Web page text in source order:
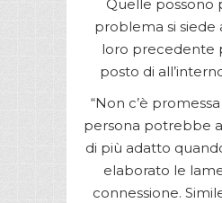
Quelle possono
problema si siede
loro precedente
posto di
“Non c’è
persona potrebbe
di più adatto
elaborato le
connessione.